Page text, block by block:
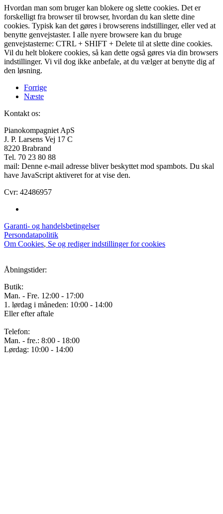
Hvordan man som bruger kan blokere og slette cookies. Det er
forskelligt fra browser til browser, hvordan du kan slette dine
cookies. Typisk kan det gøres i browserens indstillinger, eller ved at
benytte genvejstaster. I alle nyere browsere kan du bruge
genvejstasterne: CTRL + SHIFT + Delete til at slette dine cookies.
Vil du helt blokere cookies, så kan dette også gøres via din browsers
indstillinger. Vi vil dog ikke anbefale, at du vælger at benytte dig af
den løsning.
Forrige
Næste
Kontakt os:
Pianokompagniet ApS
J. P. Larsens Vej 17 C
8220 Brabrand
Tel. 70 23 80 88
mail: Denne e-mail adresse bliver beskyttet mod spambots. Du skal
have JavaScript aktiveret for at vise den.
Cvr: 42486957
Garanti- og handelsbetingelser
Persondatapolitik
Om Cookies, Se og rediger indstillinger for cookies
Åbningstider:
Butik:
Man. - Fre. 12:00 - 17:00
1. lørdag i måneden: 10:00 - 14:00
Eller efter aftale
Telefon:
Man. - fre.: 8:00 - 18:00
Lørdag: 10:00 - 14:00